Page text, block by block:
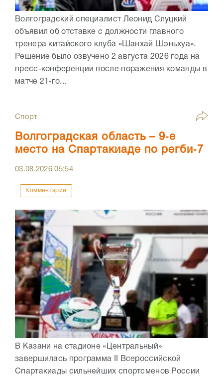
Волгоградский специалист Леонид Слуцкий
объявил об отставке с должности главного
тренера китайского клуба «Шанхай Шэньхуа».
Решение было озвучено 2 августа 2026 года на
пресс-конференции после поражения команды в
матче 21‑го...
Спорт
Волгоградская область – 9‑е
место на Спартакиаде по регби‑7
03.08.202605:54
Комментарии
В Казани на стадионе «Центральный»
завершилась программа II Всероссийской
Спартакиады сильнейших спортсменов России